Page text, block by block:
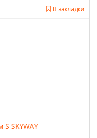
В закладки
SKYWAY